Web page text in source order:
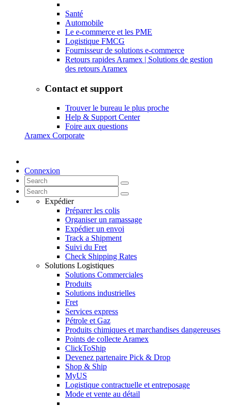
Santé
Automobile
Le e-commerce et les PME
Logistique FMCG
Fournisseur de solutions e-commerce
Retours rapides Aramex | Solutions de gestion
des retours Aramex
Contact et support
Trouver le bureau le plus proche
Help & Support Center
Foire aux questions
Aramex Corporate
Connexion
Expédier
Préparer les colis
Organiser un ramassage
Expédier un envoi
Track a Shipment
Suivi du Fret
Check Shipping Rates
Solutions Logistiques
Solutions Commerciales
Produits
Solutions industrielles
Fret
Services express
Pétrole et Gaz
Produits chimiques et marchandises dangereuses
Points de collecte Aramex
ClickToShip
Devenez partenaire Pick & Drop
Shop & Ship
MyUS
Logistique contractuelle et entreposage
Mode et vente au détail